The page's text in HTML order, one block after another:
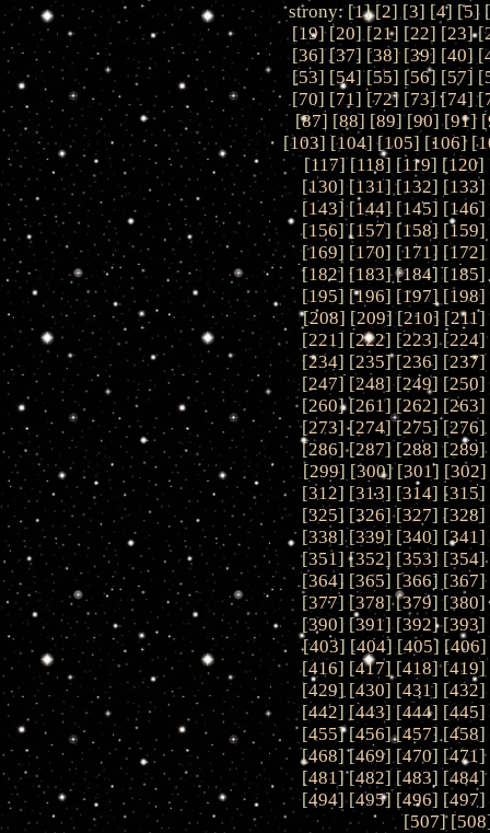
strony: [1] [2] [3] [4] [5] [
[19] [20] [21] [22] [23] [
[36] [37] [38] [39] [40] [
[53] [54] [55] [56] [57] [
[70] [71] [72] [73] [74] [
[87] [88] [89] [90] [91] [
[103] [104] [105] [106] [
[117] [118] [119] [120]
[130] [131] [132] [133]
[143] [144] [145] [146]
[156] [157] [158] [159]
[169] [170] [171] [172]
[182] [183] [184] [185]
[195] [196] [197] [198]
[208] [209] [210] [211]
[221] [222] [223] [224]
[234] [235] [236] [237]
[247] [248] [249] [250]
[260] [261] [262] [263]
[273] [274] [275] [276]
[286] [287] [288] [289]
[299] [300] [301] [302]
[312] [313] [314] [315]
[325] [326] [327] [328]
[338] [339] [340] [341]
[351] [352] [353] [354]
[364] [365] [366] [367]
[377] [378] [379] [380]
[390] [391] [392] [393]
[403] [404] [405] [406]
[416] [417] [418] [419]
[429] [430] [431] [432]
[442] [443] [444] [445]
[455] [456] [457] [458]
[468] [469] [470] [471]
[481] [482] [483] [484]
[494] [495] [496] [497]
[507] [508